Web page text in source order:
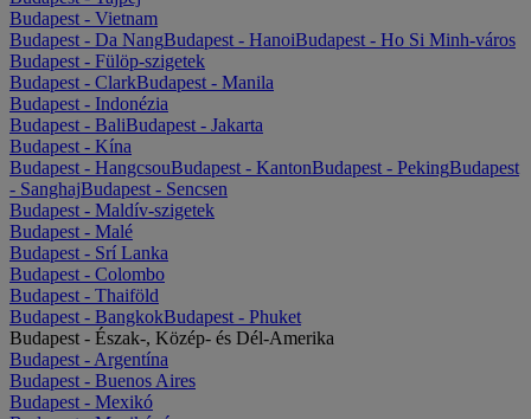
Budapest - Vietnam
Budapest - Da NangBudapest - HanoiBudapest - Ho Si Minh-város
Budapest - Fülöp-szigetek
Budapest - ClarkBudapest - Manila
Budapest - Indonézia
Budapest - BaliBudapest - Jakarta
Budapest - Kína
Budapest - HangcsouBudapest - KantonBudapest - PekingBudapest
- SanghajBudapest - Sencsen
Budapest - Maldív-szigetek
Budapest - Malé
Budapest - Srí Lanka
Budapest - Colombo
Budapest - Thaiföld
Budapest - BangkokBudapest - Phuket
Budapest - Észak-, Közép- és Dél-Amerika
Budapest - Argentína
Budapest - Buenos Aires
Budapest - Mexikó